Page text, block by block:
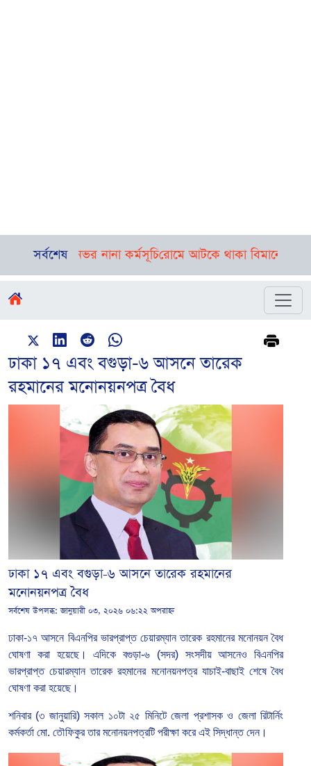
সর্বশেষ
দিনভর নানা কর্মসূচিরোমে আটকে থাকা বিমানের ফ্লাইট
ঢাকা ১৭ এবং বগুড়া-৬ আসনে তারেক
রহমানের মনোনয়নপত্র বৈধ
ঢাকা ১৭ এবং বগুড়া-৬ আসনে তারেক রহমানের
মনোনয়নপত্র বৈধ
সর্বশেষ উপলব্ধ:জানুয়ারী ০৩, ২০২৬ ০৬:২২ অপরাহ্ন
ঢাকা-১৭ আসনে বিএনপির ভারপ্রাপ্ত চেয়ারম্যান তারেক রহমানের মনোনয়ন বৈধ
ঘোষণা করা হয়েছে। এদিকে বগুড়া-৬ (সদর) সংসদীয় আসনেও বিএনপির
ভারপ্রাপ্ত চেয়ারম্যান তারেক রহমানের মনোনয়নপত্র যাচাই-বাছাই শেষে বৈধ
ঘোষণা করা হয়েছে।
শনিবার (৩ জানুয়ারি) সকাল ১০টা ২৫ মিনিটে জেলা প্রশাসক ও জেলা রিটার্নিং
কর্মকর্তা মো. তৌফিকুর তার মনোনয়নপত্রটি পরীক্ষা করে এই সিদ্ধান্ত দেন।